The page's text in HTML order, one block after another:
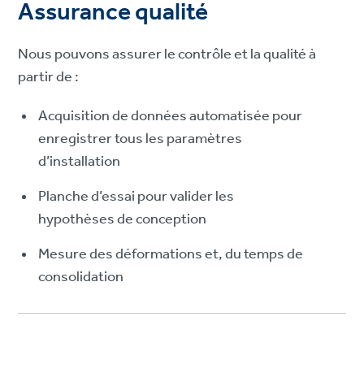
Assurance qualité
Nous pouvons assurer le contrôle et la qualité à
partir de :
Acquisition de données automatisée pour
enregistrer tous les paramètres
d’installation
Planche d’essai pour valider les
hypothèses de conception
Mesure des déformations et, du temps de
consolidation